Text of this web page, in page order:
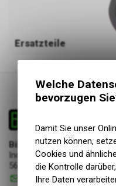
Ersatzteile
Bike & Dive GmbH
Industriestrasse 17
5644 Auw
info@bikeanddive.ch
Welche
bevorzugen
Damit Sie unser
nutzen können,
Cookies und
die Kontrolle
Ihre Daten